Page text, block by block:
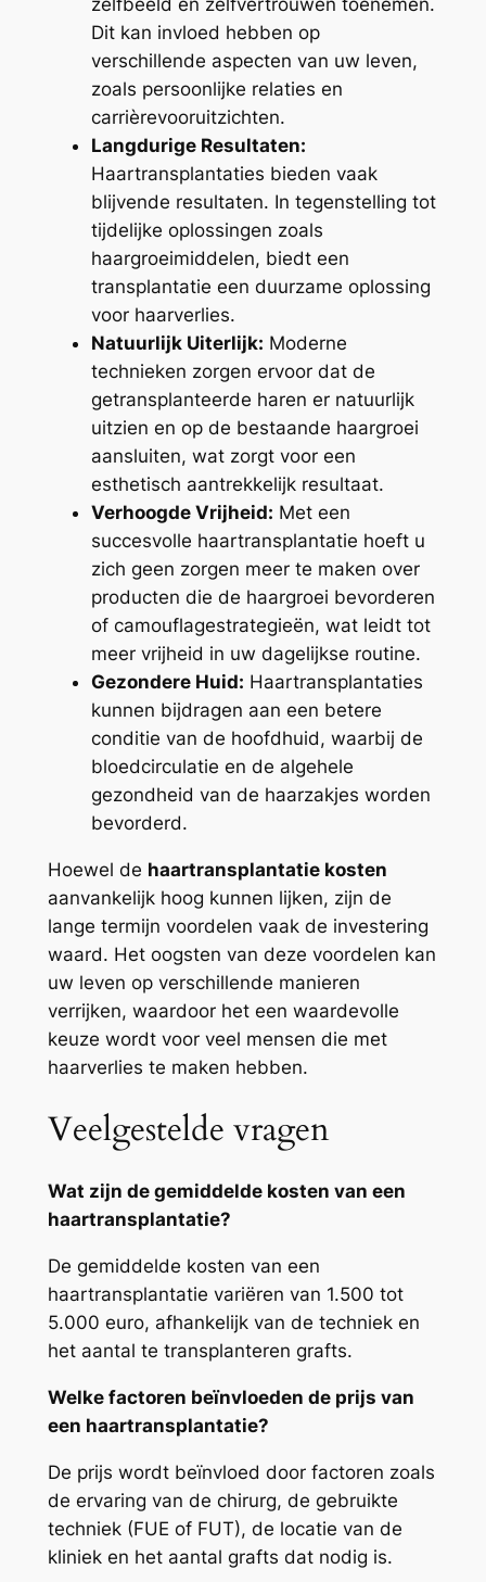
zelfbeeld en zelfvertrouwen toenemen.
Dit kan invloed hebben op
verschillende aspecten van uw leven,
zoals persoonlijke relaties en
carrièrevooruitzichten.
Langdurige Resultaten:
Haartransplantaties bieden vaak
blijvende resultaten. In tegenstelling tot
tijdelijke oplossingen zoals
haargroeimiddelen, biedt een
transplantatie een duurzame oplossing
voor haarverlies.
Natuurlijk Uiterlijk: Moderne
technieken zorgen ervoor dat de
getransplanteerde haren er natuurlijk
uitzien en op de bestaande haargroei
aansluiten, wat zorgt voor een
esthetisch aantrekkelijk resultaat.
Verhoogde Vrijheid: Met een
succesvolle haartransplantatie hoeft u
zich geen zorgen meer te maken over
producten die de haargroei bevorderen
of camouflagestrategieën, wat leidt tot
meer vrijheid in uw dagelijkse routine.
Gezondere Huid: Haartransplantaties
kunnen bijdragen aan een betere
conditie van de hoofdhuid, waarbij de
bloedcirculatie en de algehele
gezondheid van de haarzakjes worden
bevorderd.
Hoewel de haartransplantatie kosten
aanvankelijk hoog kunnen lijken, zijn de
lange termijn voordelen vaak de investering
waard. Het oogsten van deze voordelen kan
uw leven op verschillende manieren
verrijken, waardoor het een waardevolle
keuze wordt voor veel mensen die met
haarverlies te maken hebben.
Veelgestelde vragen
Wat zijn de gemiddelde kosten van een
haartransplantatie?
De gemiddelde kosten van een
haartransplantatie variëren van 1.500 tot
5.000 euro, afhankelijk van de techniek en
het aantal te transplanteren grafts.
Welke factoren beïnvloeden de prijs van
een haartransplantatie?
De prijs wordt beïnvloed door factoren zoals
de ervaring van de chirurg, de gebruikte
techniek (FUE of FUT), de locatie van de
kliniek en het aantal grafts dat nodig is.